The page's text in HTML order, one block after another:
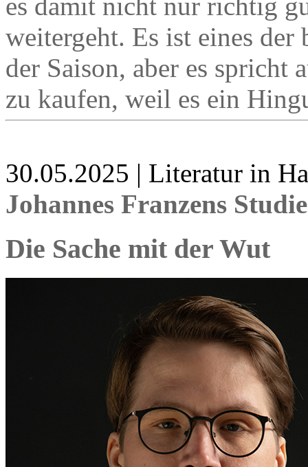
es damit nicht nur richtig
weitergeht. Es ist eines der
der Saison, aber es spricht
zu kaufen, weil es ein
30.05.2025 | Literatur in
Johannes Franzens
Die Sache mit der Wut